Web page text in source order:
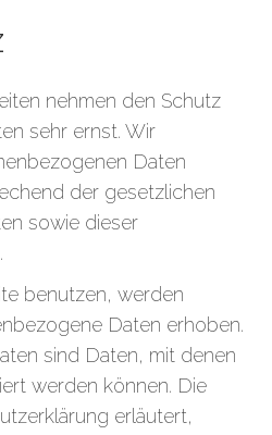
nehmen den Schutz
sehr ernst. Wir
Daten
der gesetzlichen
sowie dieser
benutzen, werden
Daten erhoben.
sind Daten, mit denen
werden können. Die
erläutert,